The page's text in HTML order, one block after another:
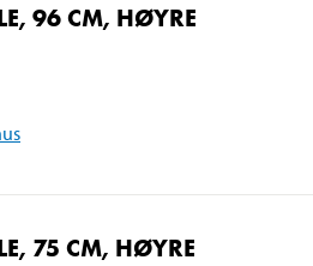
96 CM, HØYRE
75 CM, HØYRE